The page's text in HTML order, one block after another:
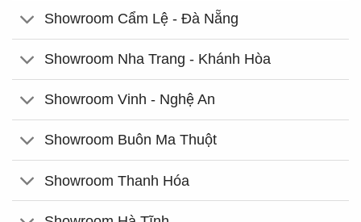
Showroom Cẩm Lệ - Đà Nẵng
Showroom Nha Trang - Khánh Hòa
Showroom Vinh - Nghệ An
Showroom Buôn Ma Thuột
Showroom Thanh Hóa